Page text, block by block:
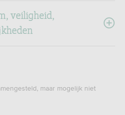
veiligheid,
maar mogelijk niet